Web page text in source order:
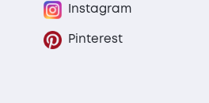
Instagram
Pinterest